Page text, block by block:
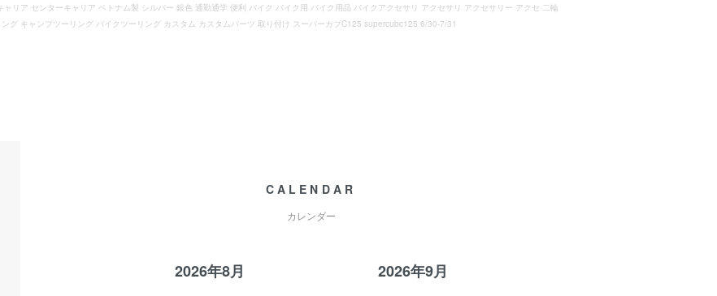
リア センターキャリア ベトナム製 シルバー 銀色 通勤通学 便利 バイク バイク用 バイク用品 バイクアクセサリ アクセサリ アクセサリー アクセ 二輪
グ キャンプツーリング バイクツーリング カスタム カスタムパーツ 取り付け スーパーカブC125 supercubc125 6/30-7/31
CALENDAR
カレンダー
2026年8月 2026年9月